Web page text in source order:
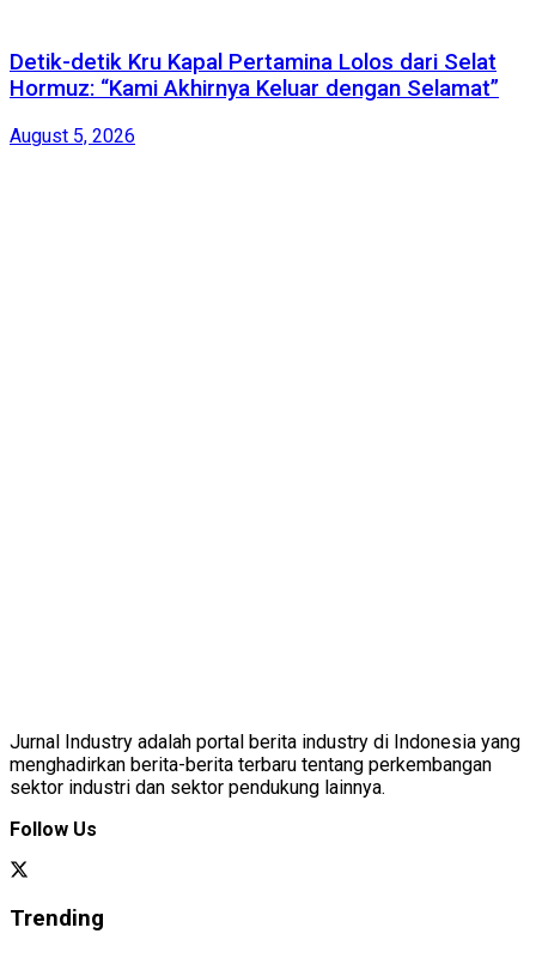
Detik-detik Kru Kapal Pertamina Lolos dari Selat
Hormuz: “Kami Akhirnya Keluar dengan Selamat”
August 5, 2026
Jurnal Industry adalah portal berita industry di Indonesia yang
menghadirkan berita-berita terbaru tentang perkembangan
sektor industri dan sektor pendukung lainnya.
Follow Us
Trending